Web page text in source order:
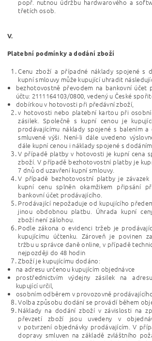
popř. nutnou údržbu hardwarového a
třetích osob.
V.
Platební podmínky a dodání zboží
Cenu zboží a případné náklady spojené s
kupní smlouvy může kupující uhradit
bezhotovostně převodem na bankovní účet
účtu: 2111164103/0800, vedený u České
dobírkou v hotovosti při předávní zboží,
v hotovosti nebo platební kartou při
zásilek. Společně s kupní cenou je
prodávajícímu náklady spojené s balením
smluvené výši. Není-li dále uvedeno
dále kupní cenou i náklady spojené s
V případě platby v hotovosti je kupní cena
zboží. V případě bezhotovostní platby je
7 dnů od uzavření kupní smlouvy.
V případě bezhotovostní platby je závazek
kupní cenu splněn okamžikem připsání
bankovní účet prodávajícího.
Prodávající nepožaduje od kupujícího
jinou obdobnou platbu. Úhrada kupní
zboží není zálohou.
Podle zákona o evidenci tržeb je
kupujícímu účtenku. Zároveň je povinen
tržbu u správce daně online, v případě
nejpozději do 48 hodin
Zboží je kupujícímu dodáno:
na adresu určenou kupujícím objednávce
prostřednictvím výdejny zásilek na
kupující určil,
osobním odběrem v provozovně
Volba způsobu dodání se provádí během
Náklady na dodání zboží v závislosti na
převzetí zboží jsou uvedeny v
v potvrzení objednávky prodávajícím. V
dopravy smluven na základě zvláštního